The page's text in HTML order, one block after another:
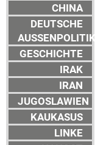
CHINA
DEUTSCHE
AUSSENPOLITIK
GESCHICHTE
IRAK
IRAN
JUGOSLAWIEN
KAUKASUS
LINKE